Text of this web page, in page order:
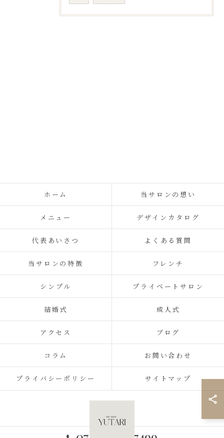
ホーム 当サロンの想い
メニュー デザインカタログ
代表あいさつ よくある質問
当サロンの特徴 フレンチ
シンプル プライベートサロン
結婚式 成人式
アクセス ブログ
コラム お問い合わせ
プライバシーポリシー サイトマップ